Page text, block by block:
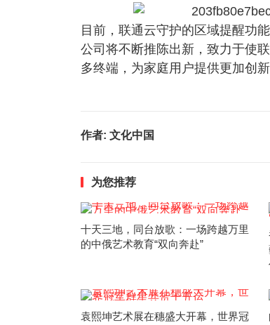
目前，联通云守护的区域提醒功
公司将不断推陈出新，致力于使
多终端，为家庭用户提供更加创
作者: 文化中国
为您推荐
十天三地，同台放歌：一场跨越万里
的中俄艺术教育“双向奔赴”
袁熙坤艺术展在穗盛大开幕，世界冠